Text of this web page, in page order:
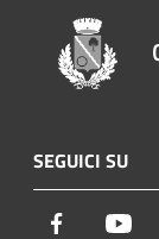
SEGUICI SU
Facebook